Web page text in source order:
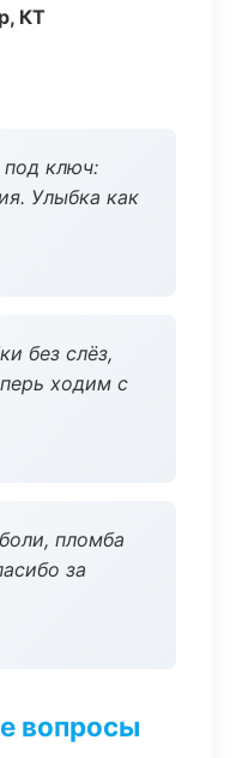
КТ
под ключ:
Улыбка как
без слёз,
ходим с
пломба
за
вопросы